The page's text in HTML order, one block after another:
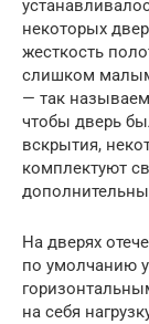
некоторых
жесткость
слишком
— так
чтобы дверь
вскрытия,
комплектуют
На дверях
по умолчанию
на себя